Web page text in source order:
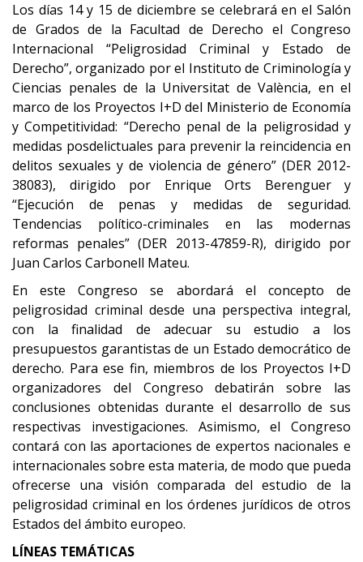
Los días 14 y 15 de diciembre se celebrará en el Salón
de Grados de la Facultad de Derecho el Congreso
Internacional “Peligrosidad Criminal y Estado de
Derecho”, organizado por el Instituto de Criminología y
Ciencias penales de la Universitat de València, en el
marco de los Proyectos I+D del Ministerio de Economía
y Competitividad: “Derecho penal de la peligrosidad y
medidas posdelictuales para prevenir la reincidencia en
delitos sexuales y de violencia de género” (DER 2012-
38083), dirigido por Enrique Orts Berenguer y
“Ejecución de penas y medidas de seguridad.
Tendencias político-criminales en las modernas
reformas penales” (DER 2013-47859-R), dirigido por
Juan Carlos Carbonell Mateu.
En este Congreso se abordará el concepto de
peligrosidad criminal desde una perspectiva integral,
con la finalidad de adecuar su estudio a los
presupuestos garantistas de un Estado democrático de
derecho. Para ese fin, miembros de los Proyectos I+D
organizadores del Congreso debatirán sobre las
conclusiones obtenidas durante el desarrollo de sus
respectivas investigaciones. Asimismo, el Congreso
contará con las aportaciones de expertos nacionales e
internacionales sobre esta materia, de modo que pueda
ofrecerse una visión comparada del estudio de la
peligrosidad criminal en los órdenes jurídicos de otros
Estados del ámbito europeo.
LÍNEAS TEMÁTICAS